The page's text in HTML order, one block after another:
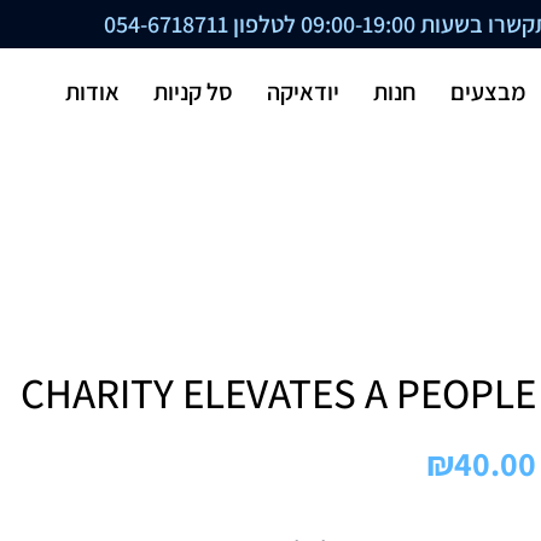
09:00-19:00 לטלפון 054-6718711
מבצעים חנות יודאיקה סל קניות אודות
CHARITY ELEVATES A PEOPLE
₪40.00